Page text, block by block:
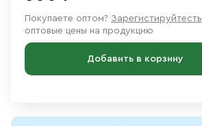
Покупаете оптом? Зарегистируйтесть
оптовые цены на продукцию
Добавить в корзину